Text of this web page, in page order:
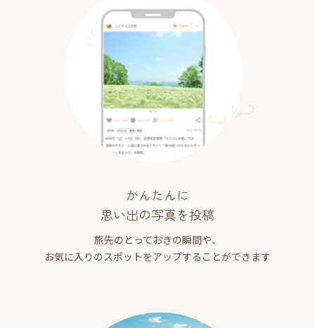
かんたんに
思い出の写真を投稿
旅先のとっておきの瞬間や、
お気に入りのスポットをアップすることができます